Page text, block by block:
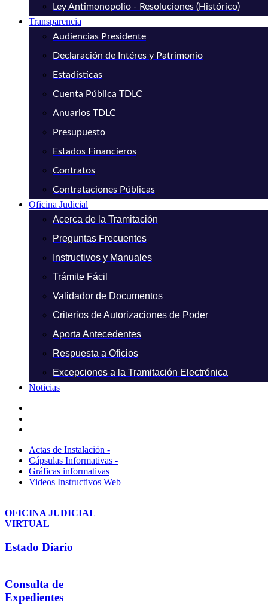
Ley Antimonopolio - Resoluciones (Histórico)
Transparencia
Audiencias Presidente
Declaración de Intéres y Patrimonio
Estadísticas
Cuenta Pública TDLC
Anuarios TDLC
Presupuesto
Estados Financieros
Contratos
Contrataciones Públicas
Oficina Judicial
Acerca de la Tramitación
Preguntas Frecuentes
Instructivos y Manuales
Trámite Fácil
Validador de Documentos
Criterios de Autorizaciones de Poder
Aporta Antecedentes
Respuesta a Oficios
Excepciones a la Tramitación Electrónica
Noticias
Actas de Instalación -
Cápsulas Informativas -
Gráficas informativas
Videos Instructivos Web
OFICINA JUDICIAL
VIRTUAL
Estado Diario
Consulta de
Expedientes